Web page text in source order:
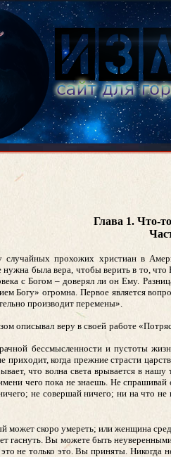
Глава 1. Что-
прохожих христиан в
была вера, чтобы верить в то,
с Богом – доверял ли он Ему.
Богу» огромна. Первое является
производит перемены».
описывал веру в своей работе
бессмысленности и пустоты
приходит, когда прежние страсти
что волна света врывается в
чего пока не знаешь. Не
не совершай ничего; ни на что
скоро умереть; или женщина
гаснуть. Вы можете быть
не только это. Вы приняты. Никогда